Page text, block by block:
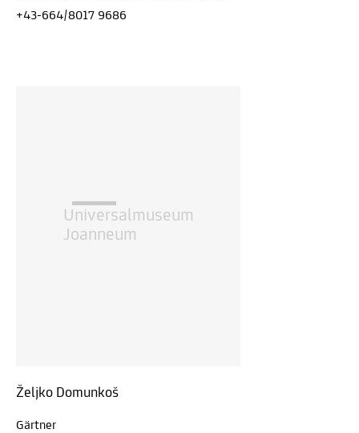
+43-664/8017 9686
Universalmuseum
Joanneum
Željko Domunkoš
Gärtner